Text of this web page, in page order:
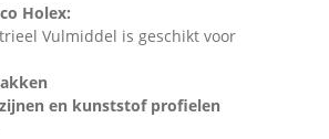
Holex:
Vulmiddel is geschikt voor
en kunststof profielen